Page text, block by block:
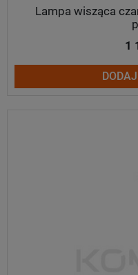
Lampa wisząca
1